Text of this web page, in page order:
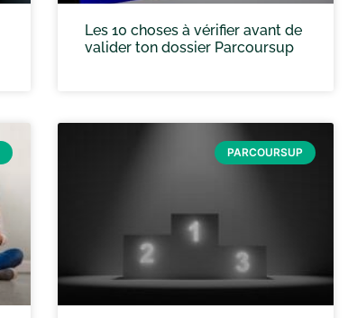
Les 10 choses à vérifier avant de
valider ton dossier Parcoursup
PARCOURSUP